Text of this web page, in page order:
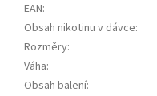
EAN:
Obsah nikotinu v dávce:
Rozměry:
Váha:
Obsah balení: